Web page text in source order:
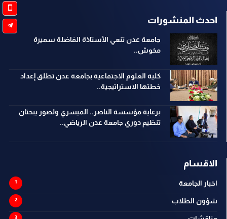
احدث المنشورات
جامعة عدن تنعي الأستاذة الفاضلة سميرة
مخوش..
كلية العلوم الاجتماعية بجامعة عدن تطلق إعداد
خطتها الاستراتيجية..
برعاية مؤسسة الناصر.. الميسري ولصور يبحثان
تنظيم دوري جامعة عدن الرياضي..
الاقسام
اخبار الجامعة
شؤون الطلاب